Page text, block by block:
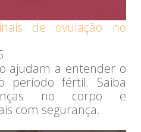
de ovulação no
ajudam a entender o
período fértil. Saiba
no corpo e
com segurança.